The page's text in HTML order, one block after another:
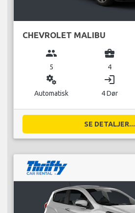
CHEVROLET MALIBU
group
5
business_center
4
miscellaneous_services
Automatisk
login
4 Dør
SE DETALJER...